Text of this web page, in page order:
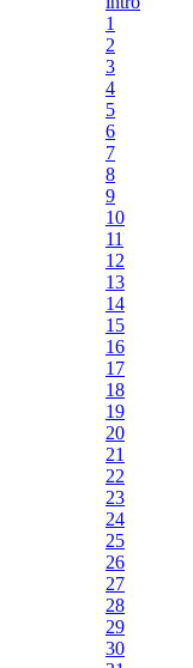
1
2
3
4
5
6
7
8
9
10
11
12
13
14
15
16
17
18
19
20
21
22
23
24
25
26
27
28
29
30